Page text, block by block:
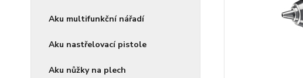
Aku multifunkční nářadí
Aku nastřelovací pistole
Aku nůžky na plech